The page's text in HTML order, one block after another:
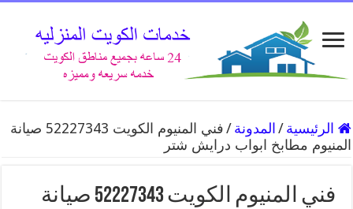
الرئيسية /المدونة /
فني المنيوم الكويت 52227343 صيانة
المنيوم مطابخ ابواب درايش شتر
فني المنيوم الكويت 52227343 صيانة